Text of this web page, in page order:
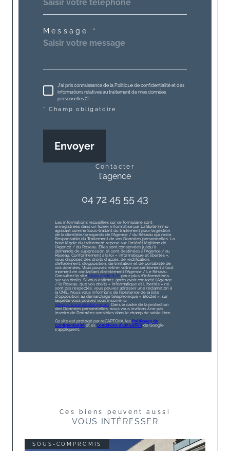
Message *
J'ai pris connaissance de la Politique de confidentialité et des
informations relatives au traitement de mes données
personnelles (*)*
* Champ obligatoire
Envoyer
contacter
l'agence
04 72 45 55 43
Les informations recueillies sur ce formulaire sont
enregistrées dans un fichier informatisé par La Boite Immo
agissant comme Sous-traitant du traitement pour la gestion
de la clientèle/prospects de l'Agence / du Réseau qui reste
Responsable du Traitement de vos Données personnelles. La
base légale du traitement repose sur l'intérêt légitime de
l'Agence / du Réseau. Elles sont conservées jusqu'à
demande de suppression et sont destinées à l'Agence / au
Réseau. Conformément à la loi « informatique et libertés »,
vous disposez des droits d’accès, de rectification,
d’effacement, d’opposition, de limitation et de portabilité de
vos données. Vous pouvez retirer votre consentement à tout
moment en contactant directement l’Agence / Le Réseau.
Consultez le site https://cnil.fr/fr pour plus d’informations
sur vos droits. Si vous estimez, après avoir contacté l'Agence
/ le Réseau, que vos droits « Informatique et Libertés » ne
sont pas respectés, vous pouvez adresser une réclamation à
la CNIL. Nous vous informons de l’existence de la liste
d'opposition au démarchage téléphonique « Bloctel », sur
laquelle vous pouvez vous inscrire ici :
https://www.bloctel.gouv.fr. Dans le cadre de la protection
des Données personnelles, nous vous invitons à ne pas
inscrire de Données sensibles dans le champ de saisie libre.
Ce site est protégé par reCAPTCHA, les Politiques de
Confidentialité et esConditions d'utilisation de Google
s'appliquent.
Ces biens peuvent aussi
VOUS INTÉRESSER
SOUS-COMPROMIS